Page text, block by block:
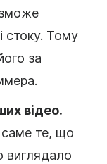
зможе
стоку. Тому
за
відео.
саме те, що
виглядало